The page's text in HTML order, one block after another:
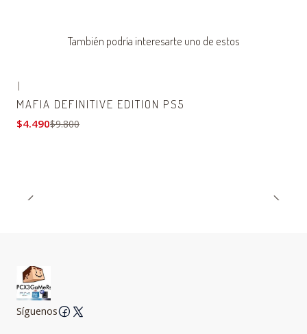
También podría interesarte uno de estos
|
MAFIA DEFINITIVE EDITION PS5
$4.490$9.800
Síguenos